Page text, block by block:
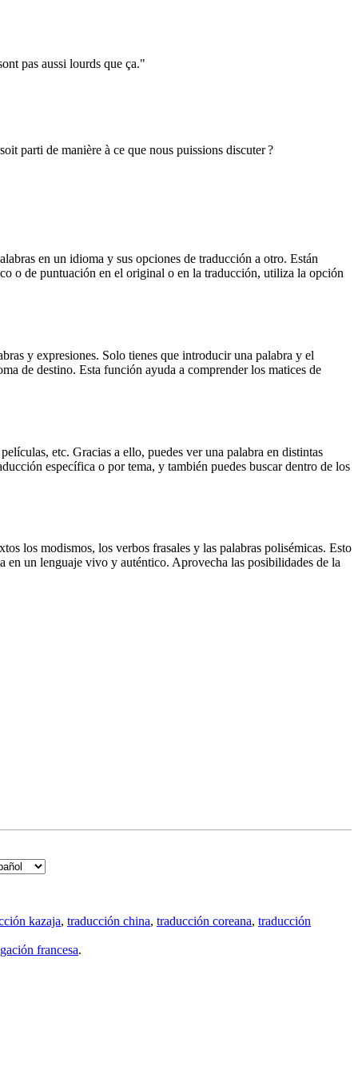
pas aussi lourds que ça."
parti de manière à ce que nous puissions discuter ?
en un idioma y sus opciones de traducción a otro. Están
o de puntuación en el original o en la traducción, utiliza la opción
y expresiones. Solo tienes que introducir una palabra y el
de destino. Esta función ayuda a comprender los matices de
etc. Gracias a ello, puedes ver una palabra en distintas
específica o por tema, y también puedes buscar dentro de los
los modismos, los verbos frasales y las palabras polisémicas. Esto
en un lenguaje vivo y auténtico. Aprovecha las posibilidades de la
kazaja, traducción china, traducción coreana, traducción
francesa.